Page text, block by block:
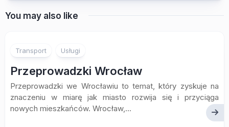
You may also like
Transport Usługi
Przeprowadzki Wrocław
Przeprowadzki we Wrocławiu to temat, który zyskuje na
znaczeniu w miarę jak miasto rozwija się i przyciąga
nowych mieszkańców. Wrocław,...